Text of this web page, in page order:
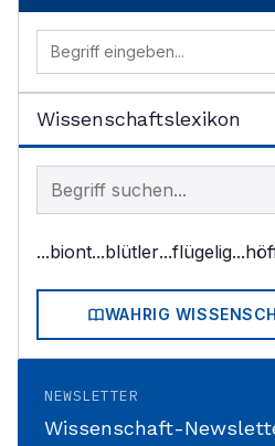
Wissenschaftslexikon
Begriff im Lexikon suchen
...biont...blütler...flügelig
WAHRIG
NEWSLETTER
Wissenschaft-